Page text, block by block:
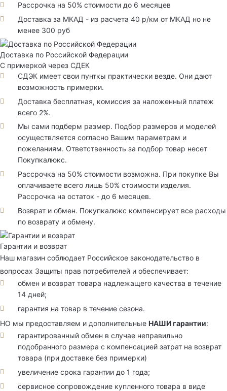
Рассрочка на 50% стоимости до 6 месяцев
Доставка за МКАД - из расчета 40 р/км от МКАД но не
менее 300 руб
Доставка по Российской Федерации
С примеркой через СДЕК
СДЭК имеет свои пунткы практически везде. Они дают
возможность примерки.
Доставка бесплатная, комиссия за наложенный платеж
всего 2%.
Мы сами подберм размер. Подбор размеров и моделей
осуществляется согласно Вашим параметрам и
пожеланиям. Ответственность за подбор товар несет
Покупкалюкс.
Рассрочка на 50% стоимости возможна. При покупке Вы
оплачиваете всего лишь 50% стоимости изделия.
Рассрочка на остаток - до 6 месяцев.
Возврат и обмен. Покупкалюкс компенсирует все расходы
по возврату и обмену.
Гарантии и возврат
Наш магазин соблюдает Российское законодательство в
вопросах Защиты прав потребителей и обеспечивает:
обмен и возврат товара надлежащего качества в течение
14 дней;
гарантия на товар в течение сезона.
НО мы предоставляем и дополнительные НАШИ гарантии:
гарантированный обмен в случае неправильно
подобранного размера с компенсацией затрат на возврат
товара (при доставке без примерки)
увеличение срока гарантии до 1 года;
сервисное сопровождение купленного товара в виде